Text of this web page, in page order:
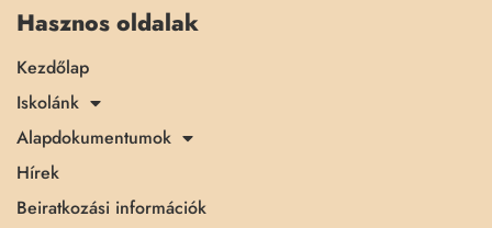
Hasznos oldalak
Kezdőlap
Iskolánk
Alapdokumentumok
Hírek
Beiratkozási információk